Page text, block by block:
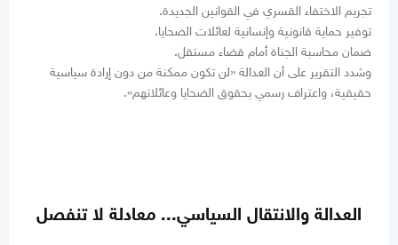
تجريم الاختفاء القسري في القوانين الجديدة.
توفير حماية قانونية وإنسانية لعائلات الضحايا.
ضمان محاسبة الجناة أمام قضاء مستقل.
وشدد التقرير على أن العدالة «لن تكون ممكنة من دون إرادة سياسية
حقيقية، واعتراف رسمي بحقوق الضحايا وعائلاتهم».
العدالة والانتقال السياسي... معادلة لا تنفصل